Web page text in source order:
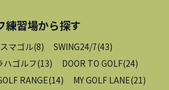
練習場から探す
スマゴル(8) SWING24/7(43)
ハゴルフ(13) DOOR TO GOLF(24)
RANGE(14) MY GOLF LANE(21)